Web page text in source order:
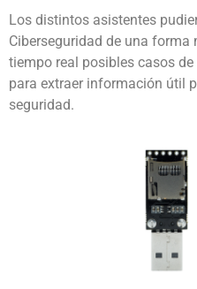
Los distintos asistentes
Ciberseguridad de una
tiempo real posibles casos
para extraer información útil
seguridad.